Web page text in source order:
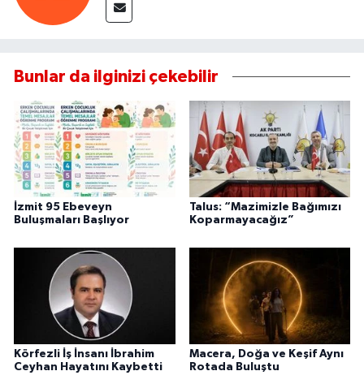
Bunlar da ilginizi çekebilir
İzmit 95 Ebeveyn
Buluşmaları Başlıyor
Talus: “Mazimizle Bağımızı
Koparmayacağız”
Körfezli İş İnsanı İbrahim
Ceyhan Hayatını Kaybetti
Macera, Doğa ve Keşif Aynı
Rotada Buluştu